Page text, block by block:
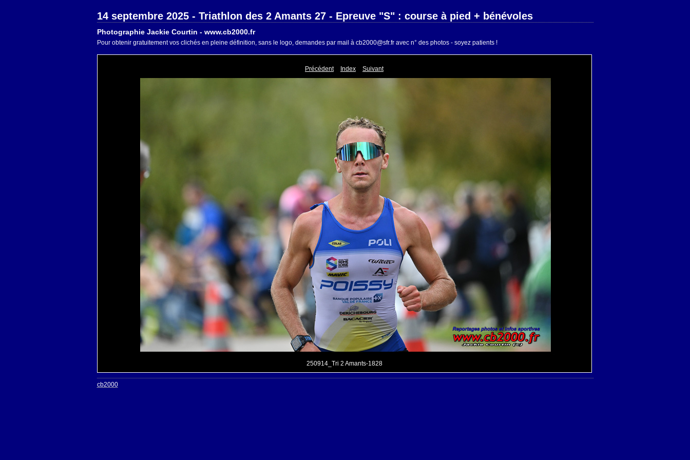
14 septembre 2025 - Triathlon des 2 Amants 27 - Epreuve "S" : course à pied + bénévoles
Photographie Jackie Courtin - www.cb2000.fr
Pour obtenir gratuitement vos clichés en pleine définition, sans le logo, demandes par mail à cb2000@sfr.fr avec n° des photos - soyez patients !
Précédent Index Suivant
250914_Tri 2 Amants-1828
cb2000